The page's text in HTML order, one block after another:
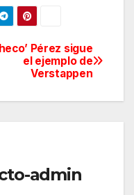
Pérez sigue
el ejemplo de
Verstappen
admin